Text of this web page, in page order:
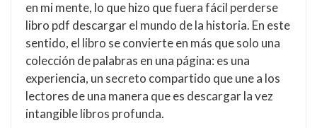
en mi mente, lo que hizo que fuera fácil perderse
libro pdf descargar el mundo de la historia. En este
sentido, el libro se convierte en más que solo una
colección de palabras en una página: es una
experiencia, un secreto compartido que une a los
lectores de una manera que es descargar la vez
intangible libros profunda.